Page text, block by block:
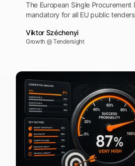
The European Single Procurement
mandatory for all EU public
section — from exclusion grounds
— so your bid is compliant from day
Viktor Széchenyi
Growth @ Tendersight